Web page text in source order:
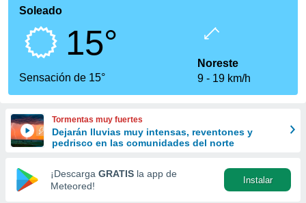
por
que se
calidad.
a este
las
y
forma
digital
basada
Soleado
15°
Sensación de 15°
Noreste
9
19 km/h
Tormentas muy fuertes
Dejarán lluvias muy intensas, reventones y
pedrisco en las comunidades del norte
¡Descarga GRATIS la app de
Meteored!
Instalar